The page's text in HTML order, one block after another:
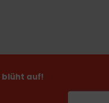
blüht auf!